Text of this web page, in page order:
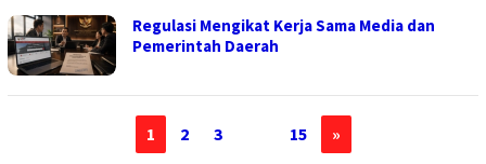
Regulasi Mengikat Kerja Sama Media dan
Pemerintah Daerah
1 2 3 15 »